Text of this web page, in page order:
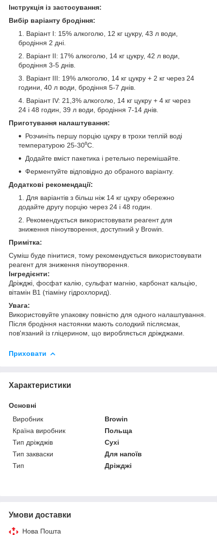
Інструкція із застосування:
Вибір варіанту бродіння:
Варіант I: 15% алкоголю, 12 кг цукру, 43 л води,
бродіння 2 дні.
Варіант II: 17% алкоголю, 14 кг цукру, 42 л води,
бродіння 3-5 днів.
Варіант III: 19% алкоголю, 14 кг цукру + 2 кг через 24
години, 40 л води, бродіння 5-7 днів.
Варіант IV: 21,3% алкоголю, 14 кг цукру + 4 кг через
24 і 48 годин, 39 л води, бродіння 7-14 днів.
Приготування налаштування:
Розчиніть першу порцію цукру в трохи теплій воді
температурою 25-30⁰C.
Додайте вміст пакетика і ретельно перемішайте.
Ферментуйте відповідно до обраного варіанту.
Додаткові рекомендації:
Для варіантів з більш ніж 14 кг цукру обережно
додайте другу порцію через 24 і 48 годин.
Рекомендується використовувати реагент для
зниження піноутворення, доступний у Browin.
Примітка:
Суміш буде пінитися, тому рекомендується використовувати
реагент для зниження піноутворення.
Інгредієнти:
Дріжджі, фосфат калію, сульфат магнію, карбонат кальцію,
вітамін B1 (тіаміну гідрохлорид).
Увага:
Використовуйте упаковку повністю для одного налаштування.
Після бродіння настоянки мають солодкий післясмак,
пов'язаний із гліцерином, що виробляється дріжджами.
Приховати
Характеристики
Основні
Виробник
Browin
Країна виробник
Польща
Тип дріжджів
Сухі
Тип закваски
Для напоїв
Тип
Дріжджі
Умови доставки
Нова Пошта